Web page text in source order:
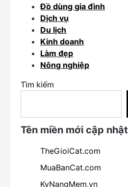
Đồ dùng gia đình
Dịch vụ
Du lịch
Kinh doanh
Làm đẹp
Nông nghiệp
Tìm kiếm
Tên miền mới cập nhật
TheGioiCat.com
MuaBanCat.com
KyNangMem.vn